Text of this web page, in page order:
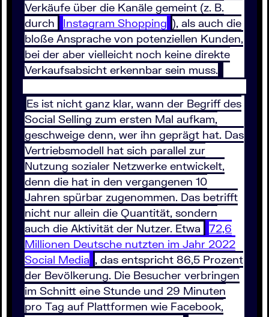
Verkäufe über die Kanäle gemeint (z. B.
durch
Instagram Shopping ), als auch die
bloße Ansprache von potenziellen Kunden,
bei der aber vielleicht noch keine direkte
Verkaufsabsicht erkennbar sein muss.
Es ist nicht ganz klar, wann der Begriff des
Social Selling zum ersten Mal aufkam,
geschweige denn, wer ihn geprägt hat. Das
Vertriebsmodell hat sich parallel zur
Nutzung sozialer Netzwerke entwickelt,
denn die hat in den vergangenen 10
Jahren spürbar zugenommen. Das betrifft
nicht nur allein die Quantität, sondern
auch die Aktivität der Nutzer. Etwa
72,6
Millionen Deutsche nutzten im Jahr 2022
Social Media , das entspricht 86,5 Prozent
der Bevölkerung. Die Besucher verbringen
im Schnitt eine Stunde und 29 Minuten
pro Tag auf Plattformen wie Facebook,